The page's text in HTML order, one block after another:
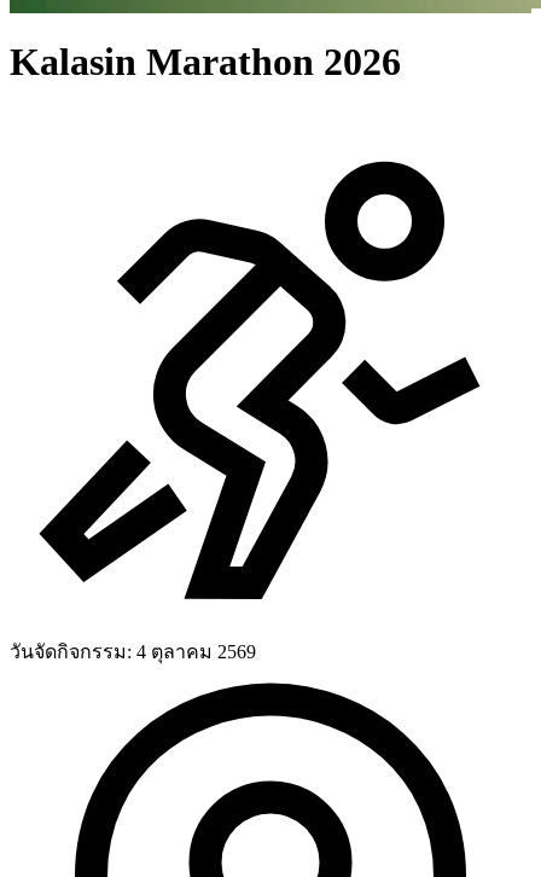
Kalasin Marathon 2026
วันจัดกิจกรรม: 4 ตุลาคม 2569